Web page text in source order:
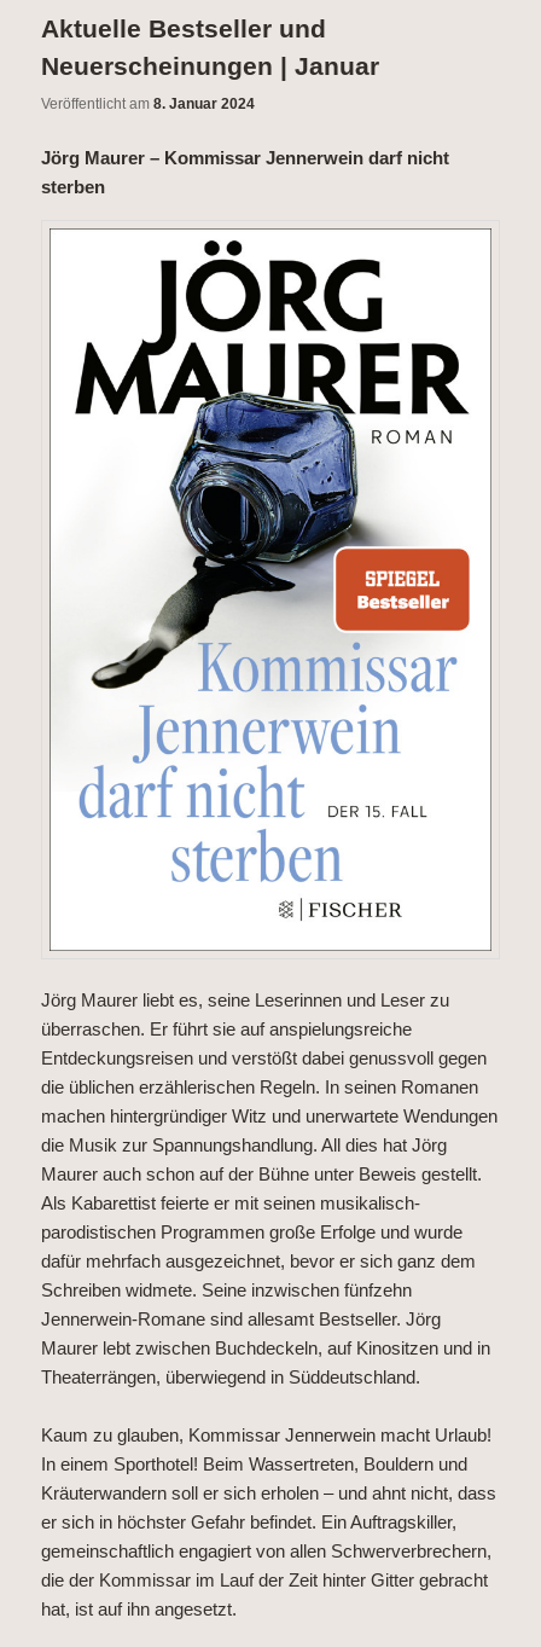
Aktuelle Bestseller und
Neuerscheinungen | Januar
Veröffentlicht am8. Januar 2024
Jörg Maurer – Kommissar Jennerwein darf nicht
sterben
Jörg Maurer liebt es, seine Leserinnen und Leser zu
überraschen. Er führt sie auf anspielungsreiche
Entdeckungsreisen und verstößt dabei genussvoll gegen
die üblichen erzählerischen Regeln. In seinen Romanen
machen hintergründiger Witz und unerwartete Wendungen
die Musik zur Spannungshandlung. All dies hat Jörg
Maurer auch schon auf der Bühne unter Beweis gestellt.
Als Kabarettist feierte er mit seinen musikalisch-
parodistischen Programmen große Erfolge und wurde
dafür mehrfach ausgezeichnet, bevor er sich ganz dem
Schreiben widmete. Seine inzwischen fünfzehn
Jennerwein-Romane sind allesamt Bestseller. Jörg
Maurer lebt zwischen Buchdeckeln, auf Kinositzen und in
Theaterrängen, überwiegend in Süddeutschland.
Kaum zu glauben, Kommissar Jennerwein macht Urlaub!
In einem Sporthotel! Beim Wassertreten, Bouldern und
Kräuterwandern soll er sich erholen – und ahnt nicht, dass
er sich in höchster Gefahr befindet. Ein Auftragskiller,
gemeinschaftlich engagiert von allen Schwerverbrechern,
die der Kommissar im Lauf der Zeit hinter Gitter gebracht
hat, ist auf ihn angesetzt.